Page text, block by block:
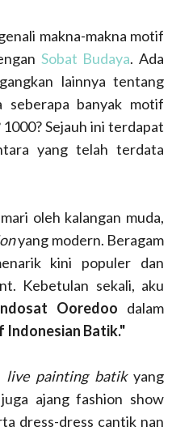
makna-makna motif
Sobat Budaya. Ada
lainnya tentang
seberapa banyak motif
Sejauh ini terdapat
yang telah terdata
oleh kalangan muda,
yang modern. Beragam
kini populer dan
Kebetulan sekali, aku
Ooredoo dalam
Indonesian Batik."
live painting batikyang
ajang fashion show
dress-dress cantik nan